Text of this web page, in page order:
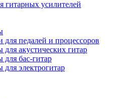
гитарных усилителей
педалей и процессоров
акустических гитар
бас-гитар
электрогитар